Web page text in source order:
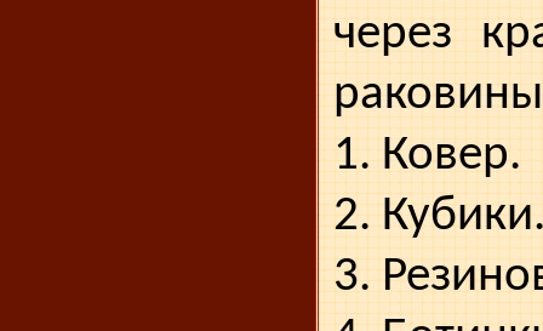
через
1. Ковер.
2.
3.